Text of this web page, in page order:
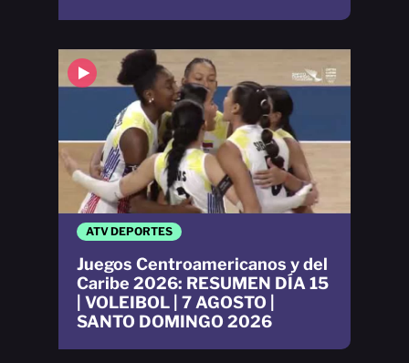
ATV DEPORTES
Juegos Centroamericanos y del
Caribe 2026: RESUMEN DÍA 15
| VOLEIBOL | 7 AGOSTO |
SANTO DOMINGO 2026